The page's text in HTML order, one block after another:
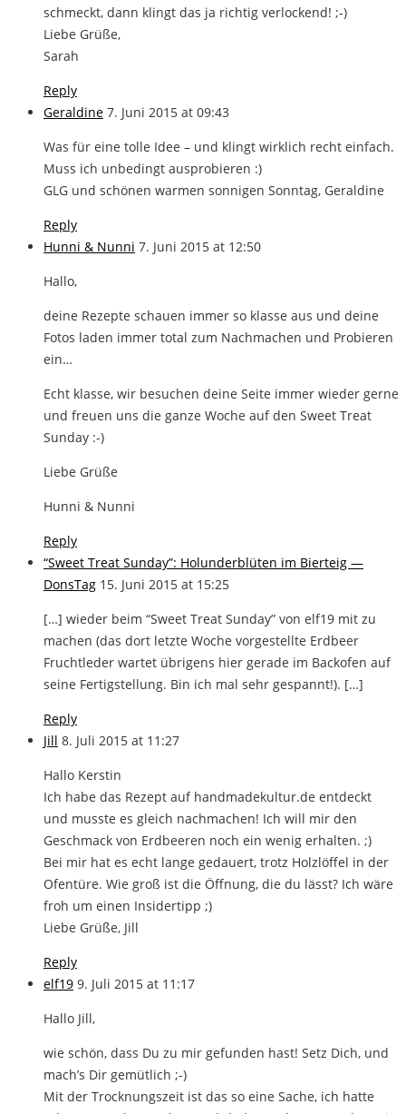
schmeckt, dann klingt das ja richtig verlockend! ;-)
Liebe Grüße,
Sarah
Reply
Geraldine 7. Juni 2015 at 09:43
Was für eine tolle Idee – und klingt wirklich recht einfach.
Muss ich unbedingt ausprobieren :)
GLG und schönen warmen sonnigen Sonntag, Geraldine
Reply
Hunni & Nunni 7. Juni 2015 at 12:50
Hallo,
deine Rezepte schauen immer so klasse aus und deine
Fotos laden immer total zum Nachmachen und Probieren
ein…
Echt klasse, wir besuchen deine Seite immer wieder gerne
und freuen uns die ganze Woche auf den Sweet Treat
Sunday :-)
Liebe Grüße
Hunni & Nunni
Reply
“Sweet Treat Sunday”: Holunderblüten im Bierteig —
DonsTag 15. Juni 2015 at 15:25
[…] wieder beim “Sweet Treat Sunday” von elf19 mit zu
machen (das dort letzte Woche vorgestellte Erdbeer
Fruchtleder wartet übrigens hier gerade im Backofen auf
seine Fertigstellung. Bin ich mal sehr gespannt!). […]
Reply
Jill 8. Juli 2015 at 11:27
Hallo Kerstin
Ich habe das Rezept auf handmadekultur.de entdeckt
und musste es gleich nachmachen! Ich will mir den
Geschmack von Erdbeeren noch ein wenig erhalten. ;)
Bei mir hat es echt lange gedauert, trotz Holzlöffel in der
Ofentüre. Wie groß ist die Öffnung, die du lässt? Ich wäre
froh um einen Insidertipp ;)
Liebe Grüße, Jill
Reply
elf19 9. Juli 2015 at 11:17
Hallo Jill,
wie schön, dass Du zu mir gefunden hast! Setz Dich, und
mach’s Dir gemütlich ;-)
Mit der Trocknungszeit ist das so eine Sache, ich hatte